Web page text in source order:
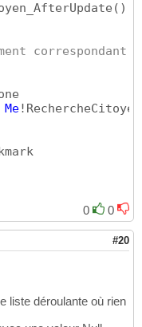
( )
correspondant
Me!RechercheCitoyen
0
0
#20
liste déroulante où rien